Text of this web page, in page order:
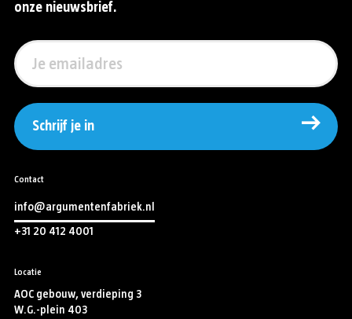
onze nieuwsbrief.
Schrijf je in
Contact
info@argumentenfabriek.nl
+31 20 412 4001
Locatie
AOC gebouw, verdieping 3
W.G.-plein 403